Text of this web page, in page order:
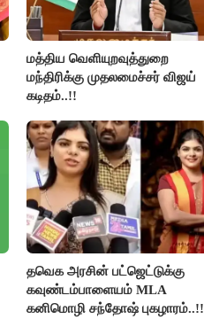
மத்திய வெளியுறவுத்துறை
மந்திரிக்கு முதலமைச்சர் விஜய்
கடிதம்..!!
தவெக அரசின் பட்ஜெட்டுக்கு
கவுண்டம்பாளையம் MLA
கனிமொழி சந்தோஷ் புகழாரம்..!!